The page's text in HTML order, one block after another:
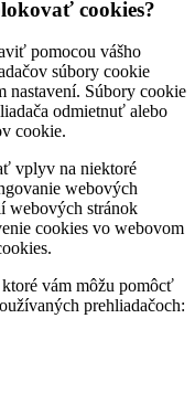
cookies?
pomocou vášho
súbory cookie
nastavení. Súbory cookie
odmietnuť alebo
cookie.
vplyv na niektoré
webových
webových stránok
cookies vo webovom
vám môžu pomôcť
prehliadačoch: